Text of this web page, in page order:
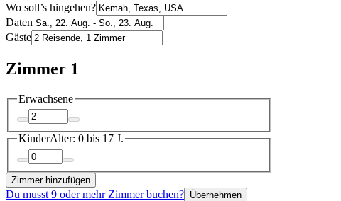
Wo soll’s hingehen?
Daten
Gäste
Zimmer 1
Erwachsene
KinderAlter: 0 bis 17 J.
Zimmer hinzufügen
Du musst 9 oder mehr Zimmer buchen? Übernehmen